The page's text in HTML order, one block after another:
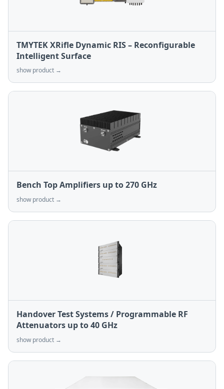
TMYTEK XRifle Dynamic RIS – Reconfigurable
Intelligent Surface
show product →
Bench Top Amplifiers up to 270 GHz
show product →
Handover Test Systems / Programmable RF
Attenuators up to 40 GHz
show product →